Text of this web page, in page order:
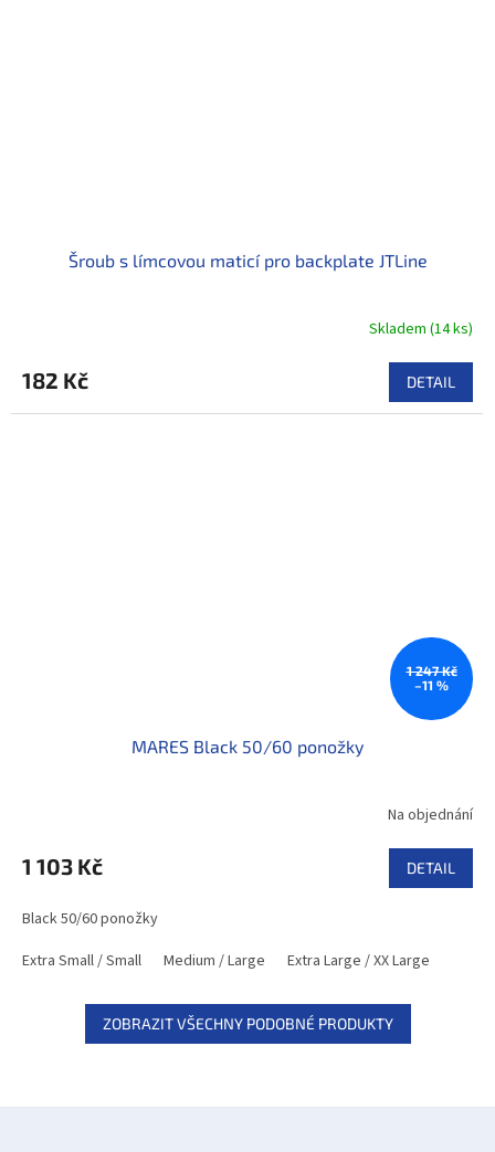
Šroub s límcovou maticí pro backplate JTLine
Skladem (14 ks)
182 Kč DETAIL
1 247 Kč
–11 %
MARES Black 50/60 ponožky
Na objednání
1 103 Kč DETAIL
Black 50/60 ponožky
Extra Small / Small
Medium / Large Extra Large / XX Large
ZOBRAZIT VŠECHNY PODOBNÉ PRODUKTY